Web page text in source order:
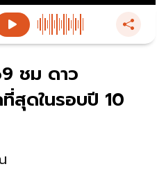
ชม ดาว
สุดในรอบปี 10